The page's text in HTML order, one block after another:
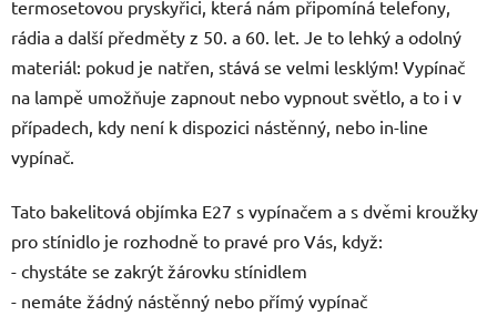
termosetovou pryskyřici, která nám připomíná telefony,
rádia a další předměty z 50. a 60. let. Je to lehký a odolný
materiál: pokud je natřen, stává se velmi lesklým! Vypínač
na lampě umožňuje zapnout nebo vypnout světlo, a to i v
případech, kdy není k dispozici nástěnný, nebo in-line
vypínač.
Tato bakelitová objímka E27 s vypínačem a s dvěmi kroužky
pro stínidlo je rozhodně to pravé pro Vás, když:
- chystáte se zakrýt žárovku stínidlem
- nemáte žádný nástěnný nebo přímý vypínač